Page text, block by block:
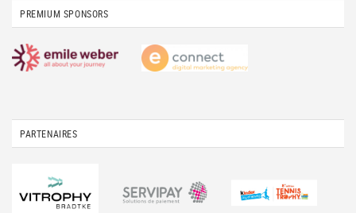
PREMIUM SPONSORS
PARTENAIRES